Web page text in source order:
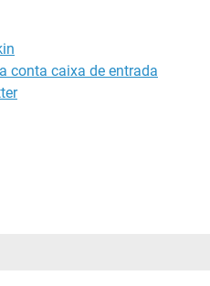
conta caixa de entrada